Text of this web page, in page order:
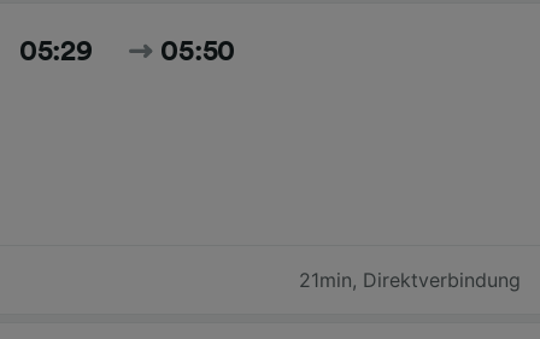
05:29 05:50
21min, Direktverbindung